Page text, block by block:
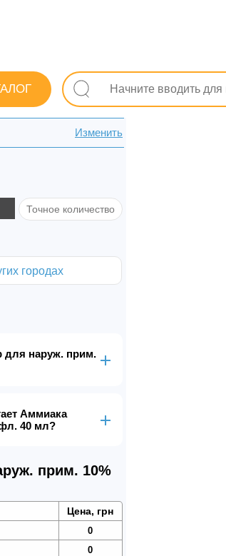
Неврологические Дерматологические
прим. 10% фл. 40 мл в
Изменить
Точное количество
городах
для наруж. прим.
Аммиака
40 мл?
прим. 10%
Цена, грн
0
0